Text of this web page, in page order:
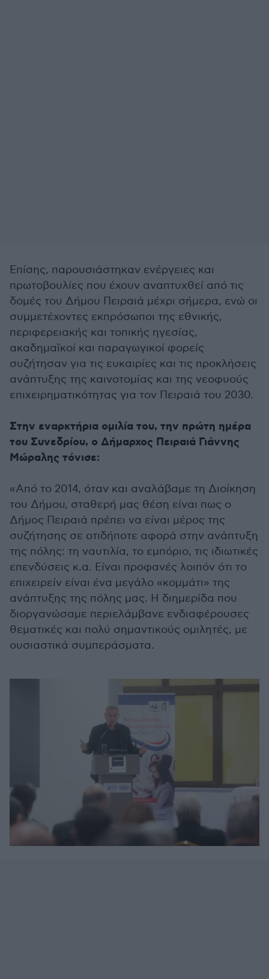
Επίσης, παρουσιάστηκαν ενέργειες και
πρωτοβουλίες που έχουν αναπτυχθεί από τις
δομές του Δήμου Πειραιά μέχρι σήμερα, ενώ οι
συμμετέχοντες εκπρόσωποι της εθνικής,
περιφερειακής και τοπικής ηγεσίας,
ακαδημαϊκοί και παραγωγικοί φορείς
συζήτησαν για τις ευκαιρίες και τις προκλήσεις
ανάπτυξης της καινοτομίας και της νεοφυούς
επιχειρηματικότητας για τον Πειραιά του 2030.
Στην εναρκτήρια ομιλία του, την πρώτη ημέρα
του Συνεδρίου, ο Δήμαρχος Πειραιά Γιάννης
Μώραλης τόνισε:
«Aπό το 2014, όταν και αναλάβαμε τη Διοίκηση
του Δήμου, σταθερή μας θέση είναι πως ο
Δήμος Πειραιά πρέπει να είναι μέρος της
συζήτησης σε οτιδήποτε αφορά στην ανάπτυξη
της πόλης: τη ναυτιλία, το εμπόριο, τις ιδιωτικές
επενδύσεις κ.α. Είναι προφανές λοιπόν ότι το
επιχειρείν είναι ένα μεγάλο «κομμάτι» της
ανάπτυξης της πόλης μας. Η διημερίδα που
διοργανώσαμε περιελάμβανε ενδιαφέρουσες
θεματικές και πολύ σημαντικούς ομιλητές, με
ουσιαστικά συμπεράσματα.